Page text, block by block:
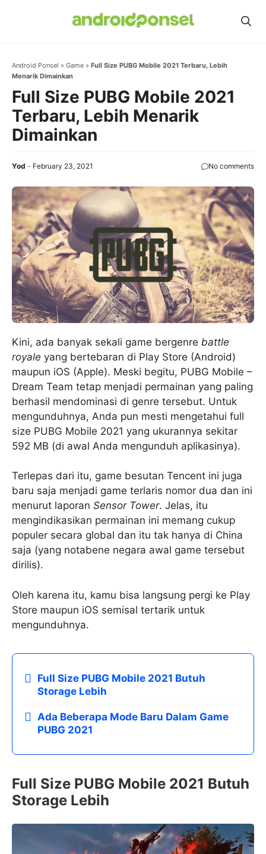
Android Ponsel » Game » Full Size PUBG Mobile 2021 Terbaru, Lebih
Menarik Dimainkan
Full Size PUBG Mobile 2021
Terbaru, Lebih Menarik
Dimainkan
Yod February 23, 2021 No comments
Kini, ada banyak sekali game bergenre battle
royale yang bertebaran di Play Store (Android)
maupun iOS (Apple). Meski begitu, PUBG Mobile –
Dream Team tetap menjadi permainan yang paling
berhasil mendominasi di genre tersebut. Untuk
mengunduhnya, Anda pun mesti mengetahui full
size PUBG Mobile 2021 yang ukurannya sekitar
592 MB (di awal Anda mengunduh aplikasinya).
Terlepas dari itu, game besutan Tencent ini juga
baru saja menjadi game terlaris nomor dua dan ini
menurut laporan Sensor Tower. Jelas, itu
mengindikasikan permainan ini memang cukup
populer secara global dan itu tak hanya di China
saja (yang notabene negara awal game tersebut
dirilis).
Oleh karena itu, kamu bisa langsung pergi ke Play
Store maupun iOS semisal tertarik untuk
mengunduhnya.
Full Size PUBG Mobile 2021 Butuh
Storage Lebih
Ada Beberapa Mode Baru Dalam Game
PUBG 2021
Full Size PUBG Mobile 2021 Butuh
Storage Lebih